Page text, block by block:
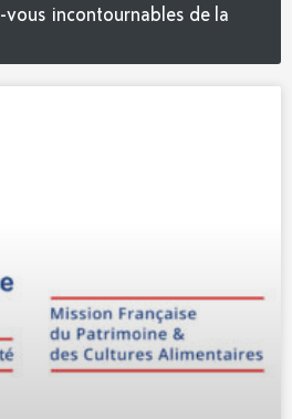
vous incontournables de la